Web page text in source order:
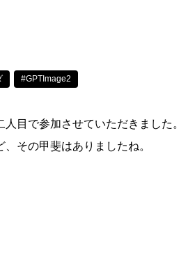
#GPTImage2
目で参加させていただきました。
その甲斐はありましたね。